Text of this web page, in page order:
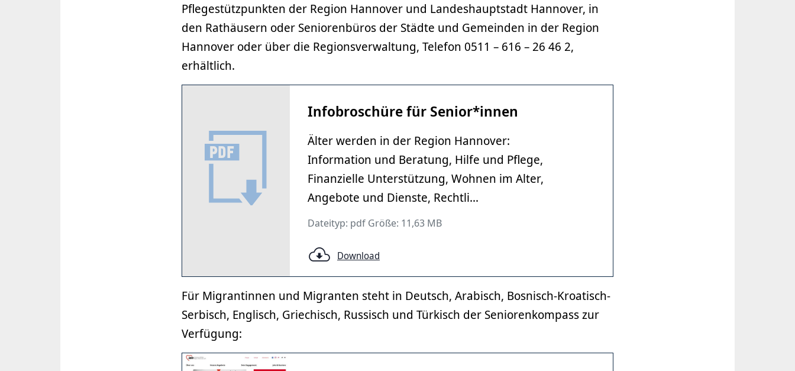
Pflegestützpunkten der Region Hannover und Landeshauptstadt Hannover, in
den Rathäusern oder Seniorenbüros der Städte und Gemeinden in der Region
Hannover oder über die Regionsverwaltung, Telefon 0511 – 616 – 26 46 2,
erhältlich.
Infobroschüre für Senior*innen
Älter werden in der Region Hannover:
Information und Beratung, Hilfe und Pflege,
Finanzielle Unterstützung, Wohnen im Alter,
Angebote und Dienste, Rechtli...
Dateityp: pdf Größe: 11,63 MB
Download
Für Migrantinnen und Migranten steht in Deutsch, Arabisch, Bosnisch-Kroatisch-
Serbisch, Englisch, Griechisch, Russisch und Türkisch der Seniorenkompass zur
Verfügung: